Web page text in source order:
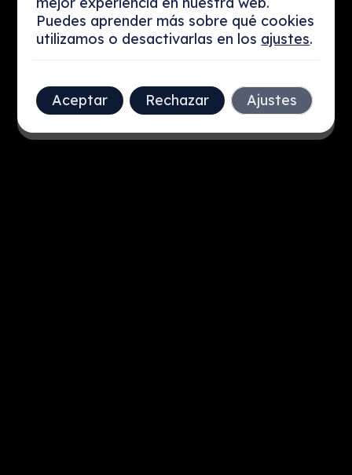
INVERSIÓN
INTELIGENTE
Puedes aprender más sobre qué cookies
utilizamos o desactivarlas en los ajustes.
Aceptar Rechazar Ajustes